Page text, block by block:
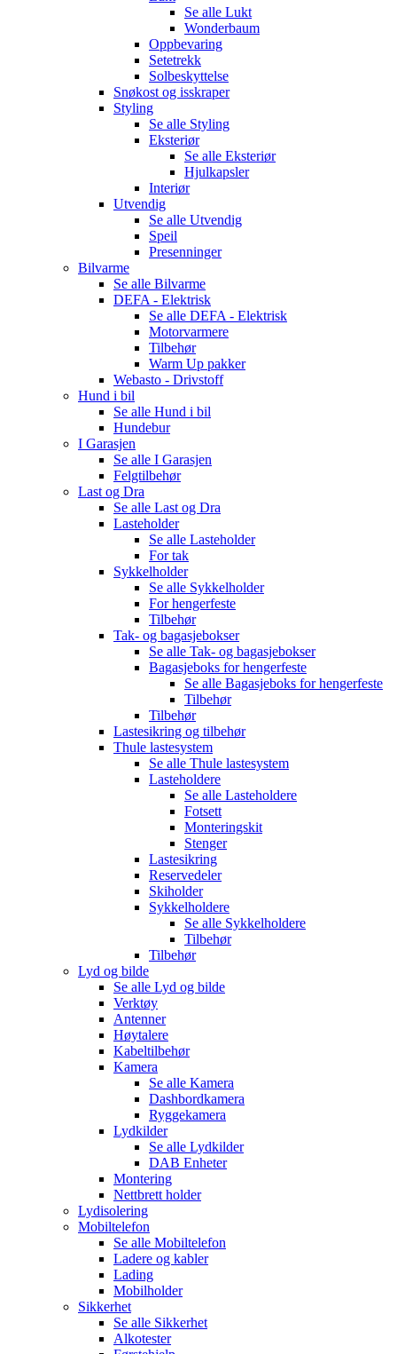
Se alle Lukt
Wonderbaum
Oppbevaring
Setetrekk
Solbeskyttelse
Snøkost og isskraper
Styling
Se alle Styling
Eksteriør
Se alle Eksteriør
Hjulkapsler
Interiør
Utvendig
Se alle Utvendig
Speil
Presenninger
Bilvarme
Se alle Bilvarme
DEFA - Elektrisk
Se alle DEFA - Elektrisk
Motorvarmere
Tilbehør
Warm Up pakker
Webasto - Drivstoff
Hund i bil
Se alle Hund i bil
Hundebur
I Garasjen
Se alle I Garasjen
Felgtilbehør
Last og Dra
Se alle Last og Dra
Lasteholder
Se alle Lasteholder
For tak
Sykkelholder
Se alle Sykkelholder
For hengerfeste
Tilbehør
Tak- og bagasjebokser
Se alle Tak- og bagasjebokser
Bagasjeboks for hengerfeste
Se alle Bagasjeboks for hengerfeste
Tilbehør
Tilbehør
Lastesikring og tilbehør
Thule lastesystem
Se alle Thule lastesystem
Lasteholdere
Se alle Lasteholdere
Fotsett
Monteringskit
Stenger
Lastesikring
Reservedeler
Skiholder
Sykkelholdere
Se alle Sykkelholdere
Tilbehør
Tilbehør
Lyd og bilde
Se alle Lyd og bilde
Verktøy
Antenner
Høytalere
Kabeltilbehør
Kamera
Se alle Kamera
Dashbordkamera
Ryggekamera
Lydkilder
Se alle Lydkilder
DAB Enheter
Montering
Nettbrett holder
Lydisolering
Mobiltelefon
Se alle Mobiltelefon
Ladere og kabler
Lading
Mobilholder
Sikkerhet
Se alle Sikkerhet
Alkotester